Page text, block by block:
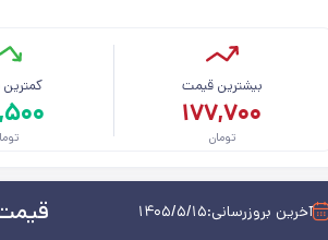
بیشترین قیمت
۱۷۷,۷۰۰
تومان
آخرین بروزرسانی:۱۴۰۵/۵/۱۵